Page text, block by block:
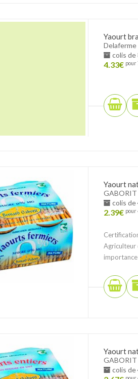
Yaourt
Delaferme
colis de
4.33€ pour
Yaourt
GABORIT
colis de
2.39€ pour
Agriculteur
Yaourt
GABORIT
colis de